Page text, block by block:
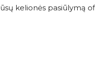
kelionės pasiūlymą